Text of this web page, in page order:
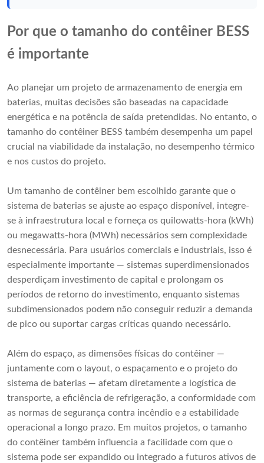
Por que o tamanho do contêiner BESS
é importante
Ao planejar um projeto de armazenamento de energia em
baterias, muitas decisões são baseadas na capacidade
energética e na potência de saída pretendidas. No entanto, o
tamanho do contêiner BESS também desempenha um papel
crucial na viabilidade da instalação, no desempenho térmico
e nos custos do projeto.
Um tamanho de contêiner bem escolhido garante que o
sistema de baterias se ajuste ao espaço disponível, integre-
se à infraestrutura local e forneça os quilowatts-hora (kWh)
ou megawatts-hora (MWh) necessários sem complexidade
desnecessária. Para usuários comerciais e industriais, isso é
especialmente importante — sistemas superdimensionados
desperdiçam investimento de capital e prolongam os
períodos de retorno do investimento, enquanto sistemas
subdimensionados podem não conseguir reduzir a demanda
de pico ou suportar cargas críticas quando necessário.
Além do espaço, as dimensões físicas do contêiner —
juntamente com o layout, o espaçamento e o projeto do
sistema de baterias — afetam diretamente a logística de
transporte, a eficiência de refrigeração, a conformidade com
as normas de segurança contra incêndio e a estabilidade
operacional a longo prazo. Em muitos projetos, o tamanho
do contêiner também influencia a facilidade com que o
sistema pode ser expandido ou integrado a futuros ativos de